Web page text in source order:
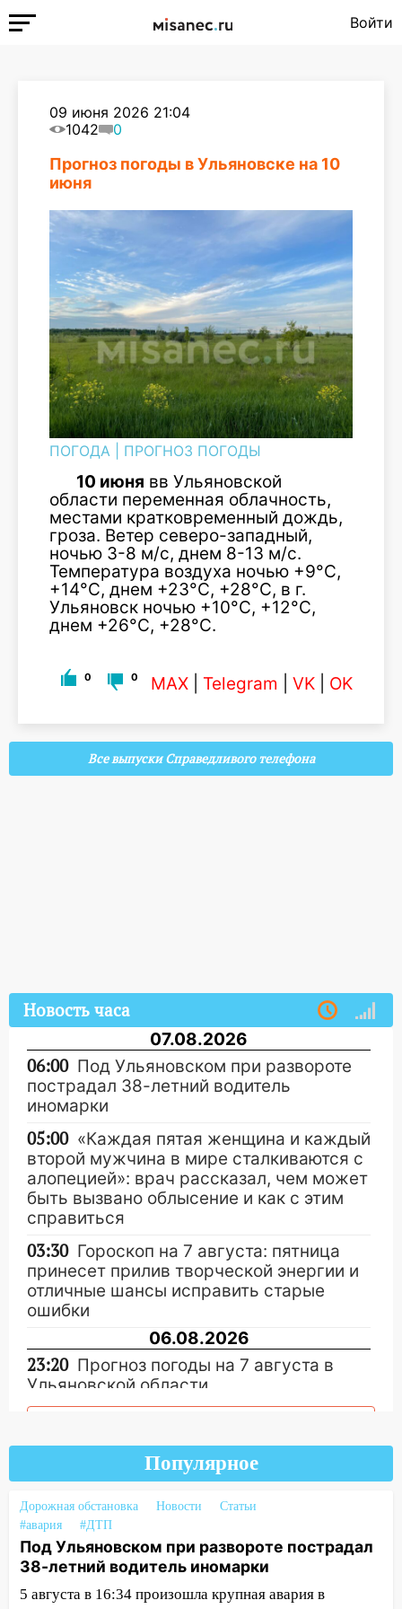
Войти
09 июня 2026 21:04
1042
0
Прогноз погоды в Ульяновске на 10
июня
ПОГОДА ПРОГНОЗ ПОГОДЫ
10 июня вв Ульяновской
области переменная облачность,
местами кратковременный дождь,
гроза. Ветер северо-западный,
ночью 3-8 м/с, днем 8-13 м/с.
Температура воздуха ночью +9°С,
+14°С, днем +23°С, +28°С, в г.
Ульяновск ночью +10°С, +12°С,
днем +26°С, +28°С.
0 0 MAX Telegram VK OK
Все выпуски Справедливого телефона
Новость часа
07.08.2026
06:00 Под Ульяновском при развороте
пострадал 38-летний водитель
иномарки
05:00 «Каждая пятая женщина и каждый
второй мужчина в мире сталкиваются с
алопецией»: врач рассказал, чем может
быть вызвано облысение и как с этим
справиться
03:30 Гороскоп на 7 августа: пятница
принесет прилив творческой энергии и
отличные шансы исправить старые
ошибки
06.08.2026
23:20 Прогноз погоды на 7 августа в
Ульяновской области
20:04
руководителя частной компании
наказали за сокрытие прошлого своего
сотрудник
В Ульяновск едут звезды
баскетбола!
Популярное
Дорожная обстановка Новости
Статьи
#авария
#ДТП
Под Ульяновском при развороте пострадал
38-летний водитель иномарки
5 августа в 16:34 произошла крупная авария в